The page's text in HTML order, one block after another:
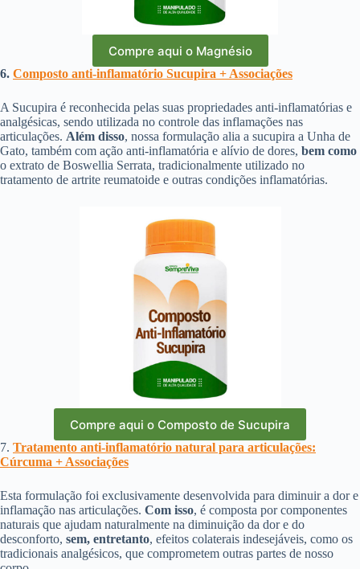
Compre aqui o Magnésio
6. Composto anti-inflamatório Sucupira + Associações
A Sucupira é reconhecida pelas suas propriedades anti-inflamatórias e
analgésicas, sendo utilizada no controle das inflamações nas
articulações. Além disso, nossa formulação alia a sucupira a Unha de
Gato, também com ação anti-inflamatória e alívio de dores, bem como
o extrato de Boswellia Serrata, tradicionalmente utilizado no
tratamento de artrite reumatoide e outras condições inflamatórias.
Compre aqui o Composto de Sucupira
7. Tratamento anti-inflamatório natural para articulações:
Cúrcuma + Associações
Esta formulação foi exclusivamente desenvolvida para diminuir a dor e
inflamação nas articulações. Com isso, é composta por componentes
naturais que ajudam naturalmente na diminuição da dor e do
desconforto, sem, entretanto, efeitos colaterais indesejáveis, como os
tradicionais analgésicos, que comprometem outras partes de nosso